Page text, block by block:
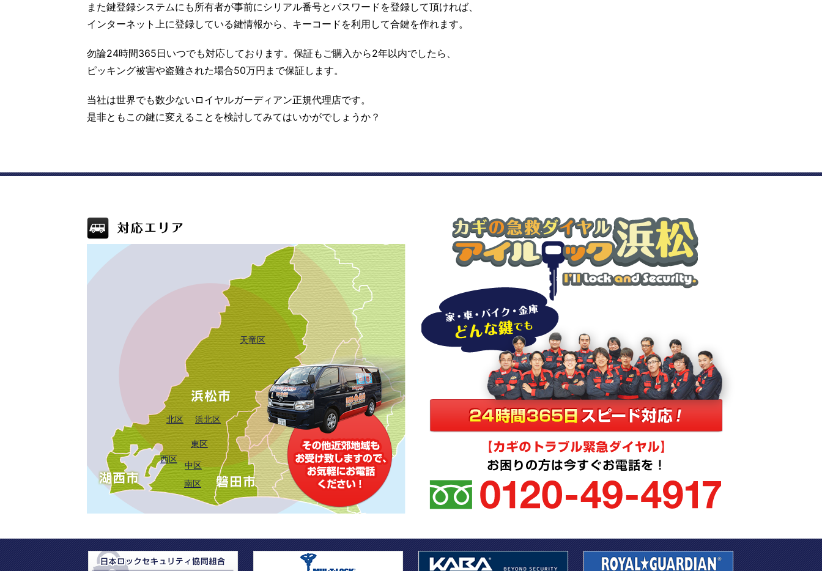
また鍵登録システムにも所有者が事前にシリアル番号とパスワードを登録して頂ければ、
インターネット上に登録している鍵情報から、キーコードを利用して合鍵を作れます。
勿論24時間365日いつでも対応しております。保証もご購入から2年以内でしたら、
ピッキング被害や盗難された場合50万円まで保証します。
当社は世界でも数少ないロイヤルガーディアン正規代理店です。
是非ともこの鍵に変えることを検討してみてはいかがでしょうか？
中区
東区
西区
南区
北区 浜北区
天竜区